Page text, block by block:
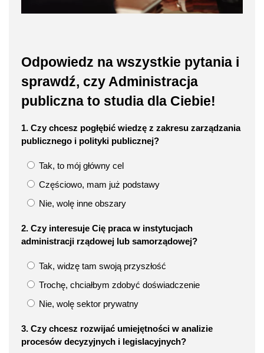
Odpowiedz na wszystkie pytania i
sprawdź, czy Administracja
publiczna to studia dla Ciebie!
1. Czy chcesz pogłębić wiedzę z zakresu zarządzania
publicznego i polityki publicznej?
Tak, to mój główny cel
Częściowo, mam już podstawy
Nie, wolę inne obszary
2. Czy interesuje Cię praca w instytucjach
administracji rządowej lub samorządowej?
Tak, widzę tam swoją przyszłość
Trochę, chciałbym zdobyć doświadczenie
Nie, wolę sektor prywatny
3. Czy chcesz rozwijać umiejętności w analizie
procesów decyzyjnych i legislacyjnych?